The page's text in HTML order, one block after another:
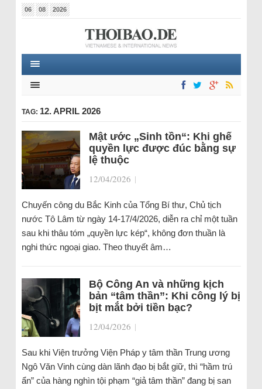
06 08 2026
TAG: 12. APRIL 2026
Mật ước „Sinh tồn“: Khi ghế
quyền lực được đúc bằng sự
lệ thuộc
12/04/2026 |
Chuyến công du Bắc Kinh của Tổng Bí thư, Chủ tịch
nước Tô Lâm từ ngày 14-17/4/2026, diễn ra chỉ một tuần
sau khi thâu tóm „quyền lực kép“, không đơn thuần là
nghi thức ngoại giao. Theo thuyết âm…
Bộ Công An và những kịch
bản “tâm thần”: Khi công lý bị
bịt mắt bởi tiền bạc?
12/04/2026 |
Sau khi Viện trưởng Viện Pháp y tâm thần Trung ương
Ngô Văn Vinh cùng dàn lãnh đạo bị bắt giữ, thì “hầm trú
ẩn” của hàng nghìn tội phạm “giả tâm thần” đang bị san